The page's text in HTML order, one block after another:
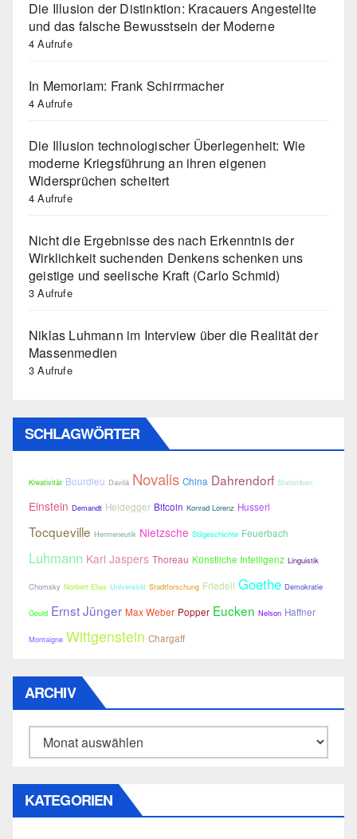
Die Illusion der Distinktion: Kracauers Angestellte
und das falsche Bewusstsein der Moderne
4 Aufrufe
In Memoriam: Frank Schirrmacher
4 Aufrufe
Die Illusion technologischer Überlegenheit: Wie
moderne Kriegsführung an ihren eigenen
Widersprüchen scheitert
4 Aufrufe
Nicht die Ergebnisse des nach Erkenntnis der
Wirklichkeit suchenden Denkens schenken uns
geistige und seelische Kraft (Carlo Schmid)
3 Aufrufe
Niklas Luhmann im Interview über die Realität der
Massenmedien
3 Aufrufe
SCHLAGWÖRTER
Kreativität Bourdieu Davilá Novalis China Dahrendorf Statistiken
Einstein Demandt Heidegger Bitcoin Konrad Lorenz Husserl
Tocqueville Hermeneutik Nietzsche Stilgeschichte Feuerbach
Luhmann Karl Jaspers Thoreau Künstliche Intelligenz Linguistik
Chomsky Norbert Elias Universität Stadtforschung Friedell Goethe Demokratie
Gould Ernst Jünger Max Weber Popper Eucken Nelson Haffner
Montaigne Wittgenstein Chargaff
ARCHIV
Archiv
KATEGORIEN